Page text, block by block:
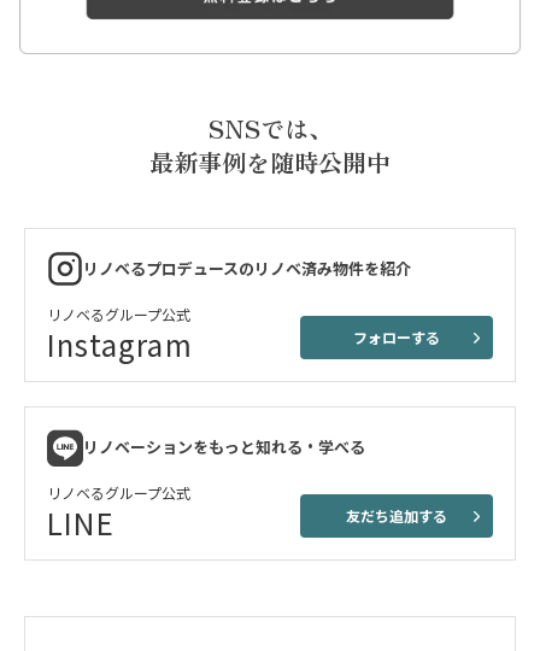
SNSでは、
最新事例を随時公開中
リノベるプロデュースのリノベ済み物件を紹介
リノベるグループ公式
Instagram フォローする
リノベーションをもっと知れる・学べる
リノベるグループ公式
LINE 友だち追加する